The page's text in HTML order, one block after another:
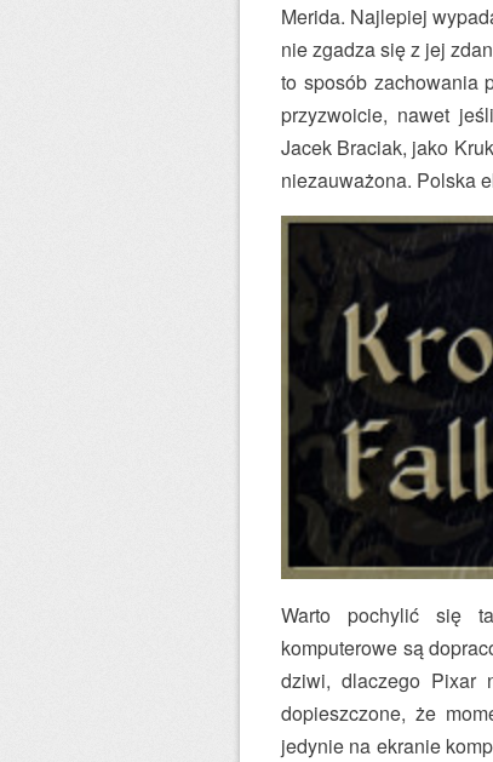
Merida. Najlepiej
nie zgadza się z jej
to sposób zachowania
przyzwoicie, nawet
Jacek Braciak, jako
niezauważona. Polska
Warto pochylić się
komputerowe są
dziwi, dlaczego Pixar
dopieszczone, że
jedynie na ekranie